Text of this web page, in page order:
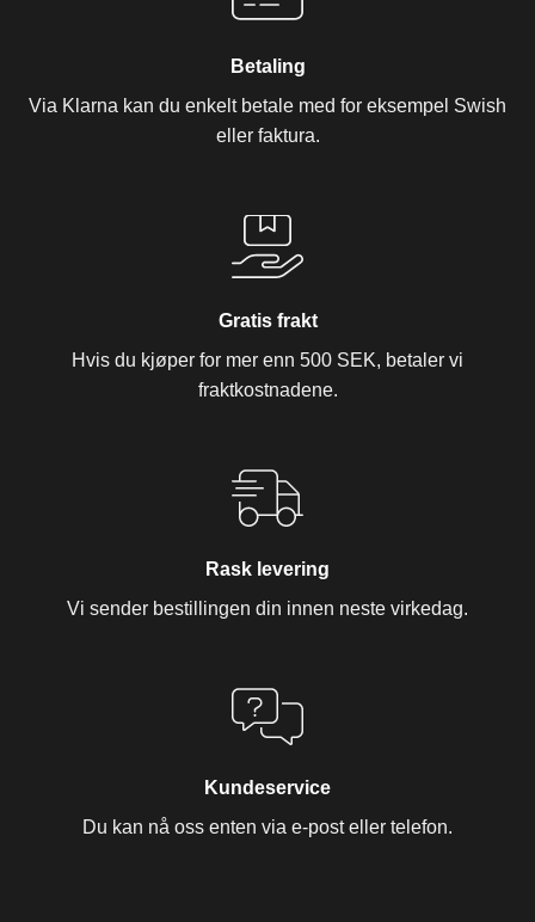
Betaling
Via Klarna kan du enkelt betale med for eksempel Swish
eller faktura.
Gratis frakt
Hvis du kjøper for mer enn 500 SEK, betaler vi
fraktkostnadene.
Rask levering
Vi sender bestillingen din innen neste virkedag.
Kundeservice
Du kan nå oss enten via e-post eller telefon.